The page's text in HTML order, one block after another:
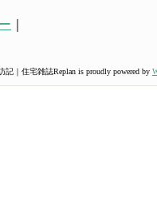
｜住宅雑誌Replan is proudly powered by